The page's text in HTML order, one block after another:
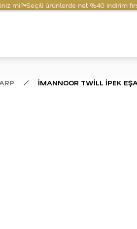
Seçili ürünlerde net %40 indirim
İMANNOOR TWİLL İPEK